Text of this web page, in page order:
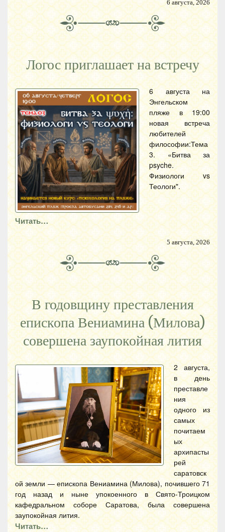
6 августа, 2026
Логос приглашает на встречу
6 августа на
Энгельском
пляже в 19:00
новая встреча
любителей
философии:Тема
3. «Битва за
psyche.
Физиологи vs
Теологи".
Читать…
5 августа, 2026
В годовщину преставления
епископа Вениамина (Милова)
совершена заупокойная лития
2 августа,
в день
преставле
ния
одного из
самых
почитаем
ых
архипасты
рей
саратовск
ой земли — епископа Вениамина (Милова), почившего 71
год назад и ныне упокоенного в Свято-Троицком
кафедральном соборе Саратова, была совершена
заупокойная лития.
Читать…